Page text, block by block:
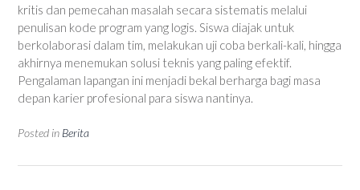
kritis dan pemecahan masalah secara sistematis melalui
penulisan kode program yang logis. Siswa diajak untuk
berkolaborasi dalam tim, melakukan uji coba berkali-kali, hingga
akhirnya menemukan solusi teknis yang paling efektif.
Pengalaman lapangan ini menjadi bekal berharga bagi masa
depan karier profesional para siswa nantinya.
Posted in Berita